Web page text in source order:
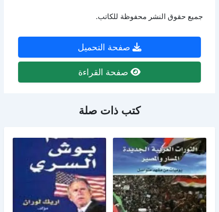
جميع حقوق النشر محفوظة للكاتب.
صفحة التحميل
صفحة القراءة
كتب ذات صلة